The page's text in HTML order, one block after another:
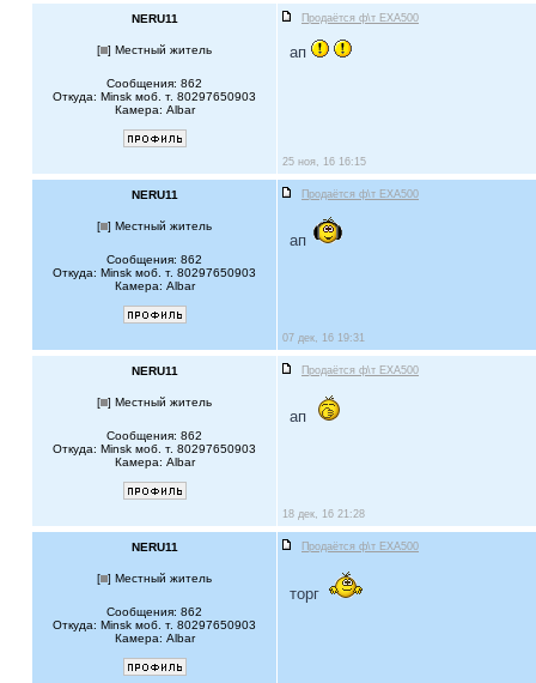
NERU11 Продаётся ф\т EXA500
[ ] Местный житель
Сообщения: 862
Откуда: Minsk моб. т. 80297650903
Камера: Albar
ап
25 ноя, 16 16:15
NERU11 Продаётся ф\т EXA500
[ ] Местный житель
Сообщения: 862
Откуда: Minsk моб. т. 80297650903
Камера: Albar
ап
07 дек, 16 19:31
NERU11 Продаётся ф\т EXA500
[ ] Местный житель
Сообщения: 862
Откуда: Minsk моб. т. 80297650903
Камера: Albar
ап
18 дек, 16 21:28
NERU11 Продаётся ф\т EXA500
[ ] Местный житель
Сообщения: 862
Откуда: Minsk моб. т. 80297650903
Камера: Albar
торг